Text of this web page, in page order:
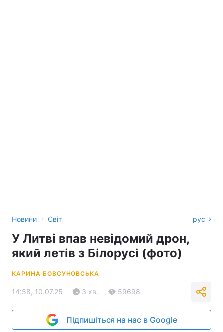
Новини › Світ рус
У Литві впав невідомий дрон,
який летів з Білорусі (фото)
КАРИНА БОВСУНОВСЬКА
14:58, 10.07.25 3 хв. 59698
Підпишіться на нас в Google